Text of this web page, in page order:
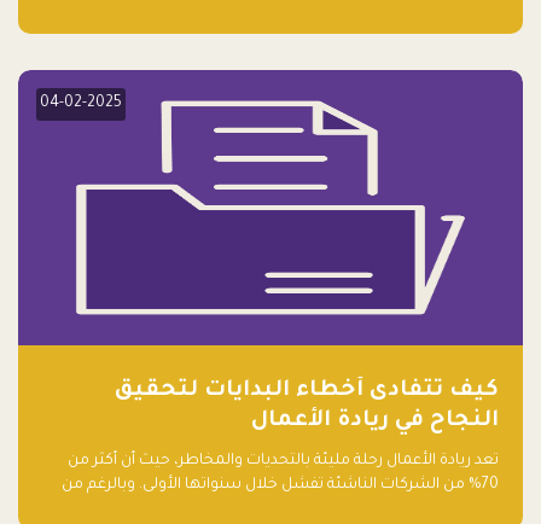
04-02-2025
كيف تتفادى أخطاء البدايات لتحقيق
النجاح في ريادة الأعمال
تعد ريادة الأعمال رحلة مليئة بالتحديات والمخاطر، حيث أن أكثر من
70% من الشركات الناشئة تفشل خلال سنواتها الأولى. وبالرغم من